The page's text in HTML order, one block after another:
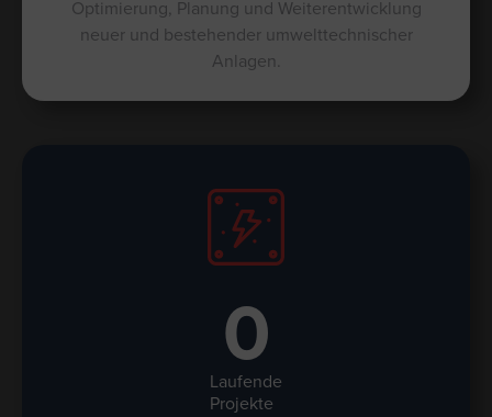
Optimierung, Planung und Weiterentwicklung
neuer und bestehender umwelttechnischer
Anlagen.
Laufende
Projekte
0